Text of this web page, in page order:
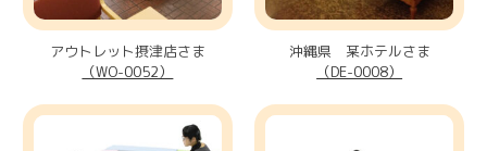
アウトレット摂津店さま
（WO-0052）
沖縄県 某ホテルさま
（DE-0008）